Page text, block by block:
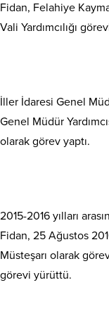
Fidan, Felahiye
Vali Yardımcılığı
İller İdaresi Genel
Genel Müdür
olarak görev yaptı.
2015-2016 yılları
Fidan, 25 Ağustos
Müsteşarı olarak
görevi yürüttü.